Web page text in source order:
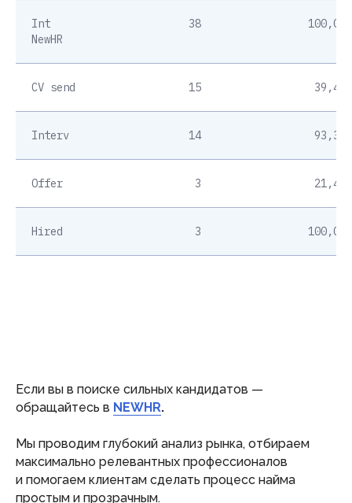
Int
NewHR
38 100,00%
CV send 15 39,47%
Interv 14 93,33%
Offer 3 21,43%
Hired 3 100,00%
Если вы в поиске сильных кандидатов —
обращайтесь в NEWHR.
Мы проводим глубокий анализ рынка, отбираем
максимально релевантных профессионалов
и помогаем клиентам сделать процесс найма
простым и прозрачным.